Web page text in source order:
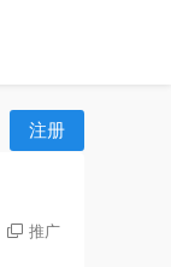
注册
推广